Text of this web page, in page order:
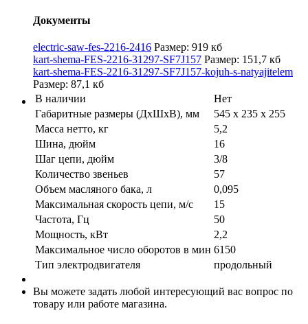
Документы
electric-saw-fes-2216-2416 Размер: 919 кб
kart-shema-FES-2216-31297-SF7J157 Размер: 151,7 кб
kart-shema-FES-2216-31297-SF7J157-kojuh-s-natyajitelem
Размер: 87,1 кб
В наличии
Нет
Габаритные размеры (ДхШхВ), мм
545 х 235 х 255
Масса нетто, кг
5,2
Шина, дюйм
16
Шаг цепи, дюйм
3/8
Количество звеньев
57
Объем масляного бака, л
0,095
Максимальная скорость цепи, м/с
15
Частота, Гц
50
Мощность, кВт
2,2
Максимальное число оборотов в мин 6150
Тип электродвигателя
продольный
Вы можете задать любой интересующий вас вопрос по
товару или работе магазина.